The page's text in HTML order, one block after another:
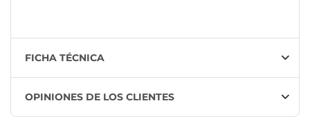
FICHA TÉCNICA
OPINIONES DE LOS CLIENTES